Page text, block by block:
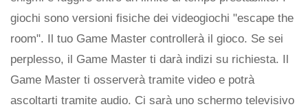
giochi sono versioni fisiche dei videogiochi "escape the
room". Il tuo Game Master controllerà il gioco. Se sei
perplesso, il Game Master ti darà indizi su richiesta. Il
Game Master ti osserverà tramite video e potrà
ascoltarti tramite audio. Ci sarà uno schermo televisivo